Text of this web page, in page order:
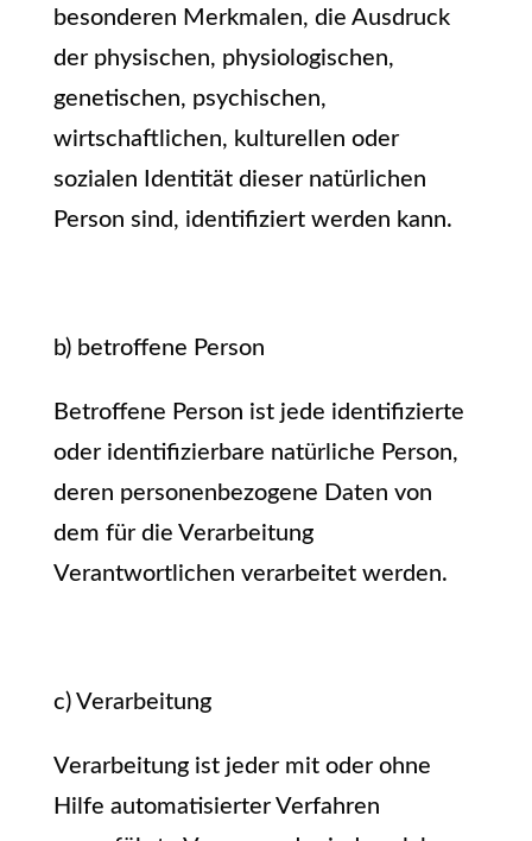
besonderen Merkmalen, die Ausdruck
der physischen, physiologischen,
genetischen, psychischen,
wirtschaftlichen, kulturellen oder
sozialen Identität dieser natürlichen
Person sind, identifiziert werden kann.
b) betroffene Person
Betroffene Person ist jede identifizierte
oder identifizierbare natürliche Person,
deren personenbezogene Daten von
dem für die Verarbeitung
Verantwortlichen verarbeitet werden.
c) Verarbeitung
Verarbeitung ist jeder mit oder ohne
Hilfe automatisierter Verfahren